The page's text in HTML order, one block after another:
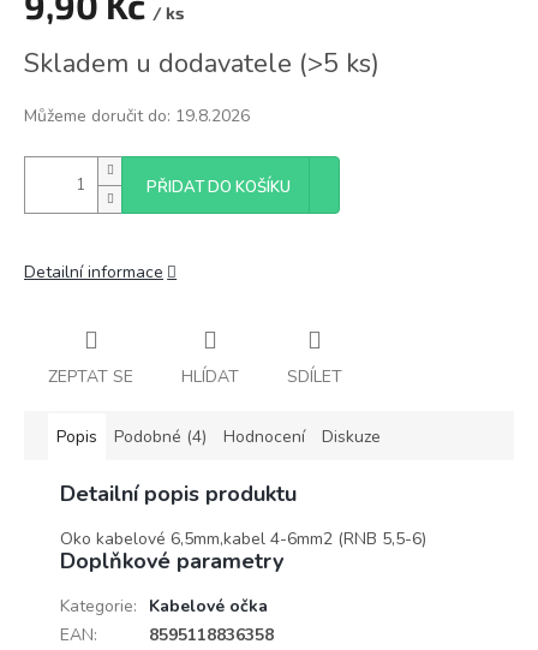
/ ks
cena:
Skladem u dodavatele (>5 ks)
Můžeme doručit do: 19.8.2026
PŘIDAT DO KOŠÍKU
Detailní informace
ZEPTAT SE HLÍDAT SDÍLET
Popis Podobné (4) Hodnocení Diskuze
Detailní popis produktu
Oko kabelové 6,5mm,kabel 4-6mm2 (RNB 5,5-6)
Doplňkové parametry
Kategorie:
Kabelové očka
EAN: 8595118836358